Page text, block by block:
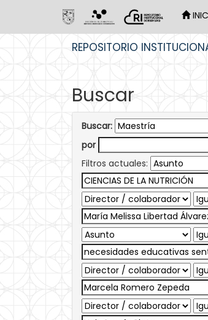
REPOSITORIO
Buscar
Buscar:
por
Filtros actuales: